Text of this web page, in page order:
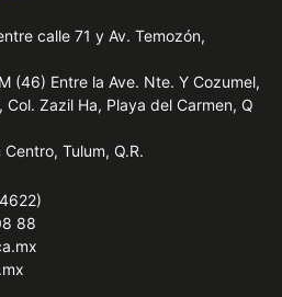
calle 71 y Av. Temozón,
(46) Entre la Ave. Nte. Y Cozumel,
Col. Zazil Ha, Playa del Carmen, Q
Tulum, Q.R.
88